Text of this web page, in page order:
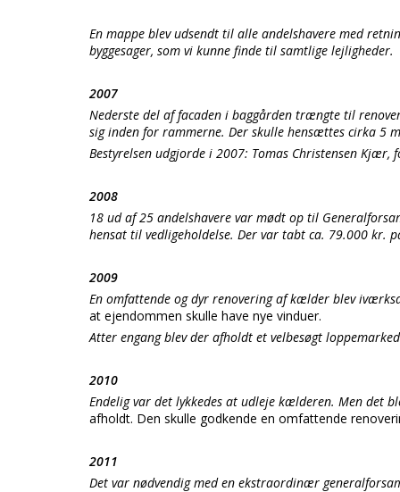
En mappe blev udsendt til alle andelshavere med
byggesager, som vi kunne finde til samtlige lejligheder.
2007
Nederste del af facaden i baggården trængte til
sig inden for rammerne. Der skulle hensættes cirka 5
Bestyrelsen udgjorde i 2007: Tomas Christensen Kjær,
2008
18 ud af 25 andelshavere var mødt op til
hensat til vedligeholdelse. Der var tabt ca. 79.000 kr.
2009
En omfattende og dyr renovering af kælder blev
at ejendommen skulle have nye vinduer.
Atter engang blev der afholdt et velbesøgt
2010
Endelig var det lykkedes at udleje kælderen. Men det
afholdt. Den skulle godkende en omfattende
2011
Det var nødvendig med en ekstraordinær